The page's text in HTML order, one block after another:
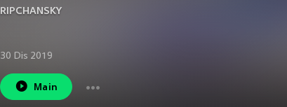
RIPCHANSKY
30 Dis 2019
Main